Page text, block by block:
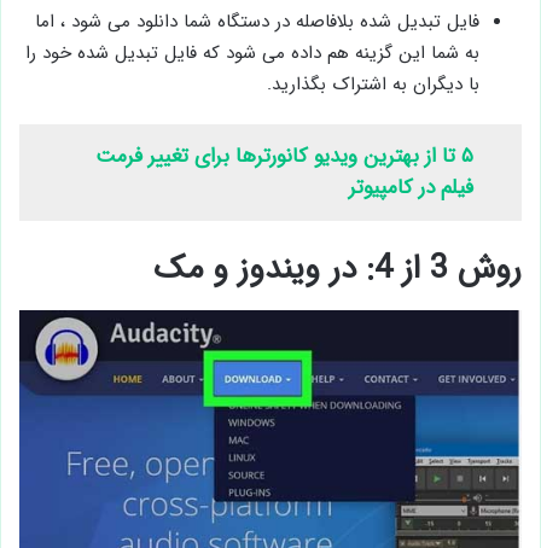
فایل تبدیل شده بلافاصله در دستگاه شما دانلود می شود ، اما
به شما این گزینه هم داده می شود که فایل تبدیل شده خود را
با دیگران به اشتراک بگذارید.
۵ تا از بهترین ویدیو کانورترها برای تغییر فرمت
فیلم در کامپیوتر
روش 3 از 4: در ویندوز و مک